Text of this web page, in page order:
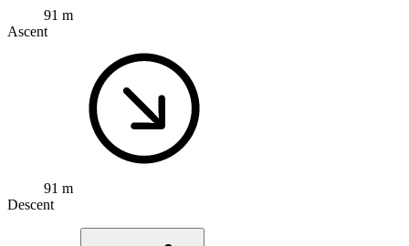
91 m
Ascent
91 m
Descent